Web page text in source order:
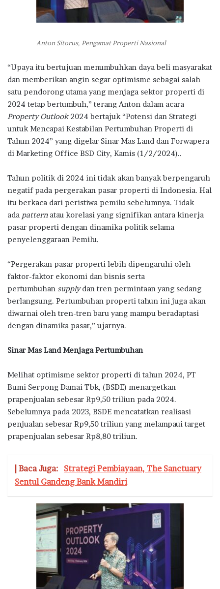
Anton Sitorus, Pengamat Properti Nasional
“Upaya itu bertujuan menumbuhkan daya beli masyarakat
dan memberikan angin segar optimisme sebagai salah
satu pendorong utama yang menjaga sektor properti di
2024 tetap bertumbuh,” terang Anton dalam acara
Property Outlook 2024 bertajuk “Potensi dan Strategi
untuk Mencapai Kestabilan Pertumbuhan Properti di
Tahun 2024” yang digelar Sinar Mas Land dan Forwapera
di Marketing Office BSD City, Kamis (1/2/2024)..
Tahun politik di 2024 ini tidak akan banyak berpengaruh
negatif pada pergerakan pasar properti di Indonesia. Hal
itu berkaca dari peristiwa pemilu sebelumnya. Tidak
ada patternatau korelasi yang signifikan antara kinerja
pasar properti dengan dinamika politik selama
penyelenggaraan Pemilu.
“Pergerakan pasar properti lebih dipengaruhi oleh
faktor-faktor ekonomi dan bisnis serta
pertumbuhan supplydan tren permintaan yang sedang
berlangsung. Pertumbuhan properti tahun ini juga akan
diwarnai oleh tren-tren baru yang mampu beradaptasi
dengan dinamika pasar,” ujarnya.
Sinar Mas Land Menjaga Pertumbuhan
Melihat optimisme sektor properti di tahun 2024, PT
Bumi Serpong Damai Tbk, (BSDE) menargetkan
prapenjualan sebesar Rp9,50 triliun pada 2024.
Sebelumnya pada 2023, BSDE mencatatkan realisasi
penjualan sebesar Rp9,50 triliun yang melampaui target
prapenjualan sebesar Rp8,80 triliun.
| Baca Juga:
Strategi Pembiayaan, The Sanctuary
Sentul Gandeng Bank Mandiri